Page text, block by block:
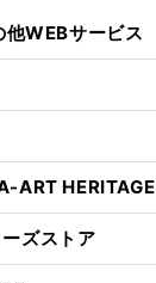
他WEBサービス
ART HERITAGE
ズストア